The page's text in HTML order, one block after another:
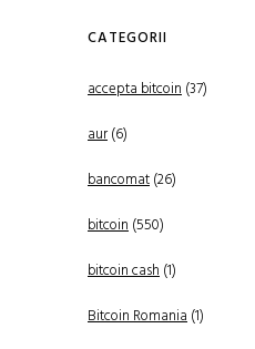
CATEGORII
accepta bitcoin(37)
aur(6)
bancomat(26)
bitcoin(550)
bitcoin cash(1)
Bitcoin Romania(1)